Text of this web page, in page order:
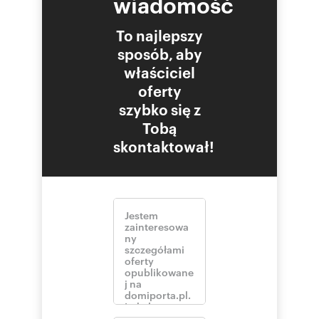
The layout includes:
open-space sales area,
kitchenette/social room,
conditioning, underfloor heating, and fiber-
condition, ready to move in and start
operations. It is located on a fenced, monitored
property with an alarm system.
The building is situated on the outskirts of the
city, approx. 8 km from the center, along
national road No. 73 (direction Busko-Zdrój,
Tarnów, Rzeszów).
Heating costs are included in the rent.
To najlepszy
sposób, aby
właściciel
oferty
szybko się z
Tobą
skontaktował!